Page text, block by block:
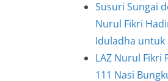
Susuri Sungai
Nurul Fikri
Iduladha untuk
LAZ Nurul Fikri
111 Nasi